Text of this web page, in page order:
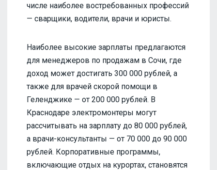
числе наиболее востребованных профессий
— сварщики, водители, врачи и юристы.
Наиболее высокие зарплаты предлагаются
для менеджеров по продажам в Сочи, где
доход может достигать 300 000 рублей, а
также для врачей скорой помощи в
Геленджике — от 200 000 рублей. В
Краснодаре электромонтеры могут
рассчитывать на зарплату до 80 000 рублей,
а врачи-консультанты — от 70 000 до 90 000
рублей. Корпоративные программы,
включающие отдых на курортах, становятся